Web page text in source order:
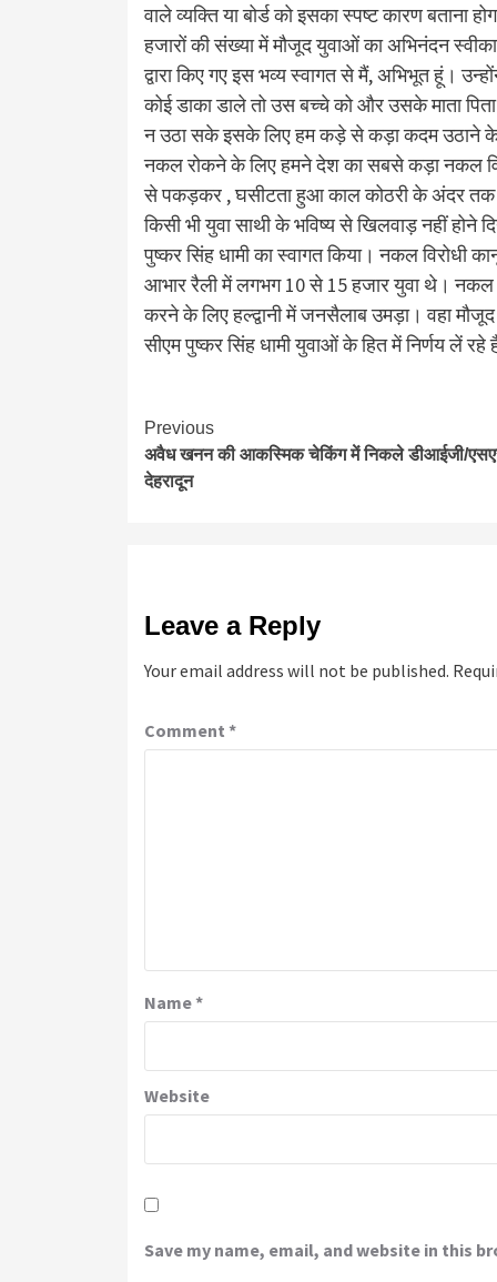
वाले व्यक्ति या बोर्ड को इसका स्पष्ट कारण बताना
हजारों की संख्या में मौजूद युवाओं का अभिनंदन
द्वारा किए गए इस भव्य स्वागत से मैं, अभिभूत हूं।
कोई डाका डाले तो उस बच्चे को और उसके माता
न उठा सके इसके लिए हम कड़े से कड़ा कदम उठाने के
नकल रोकने के लिए हमने देश का सबसे कड़ा नकल
से पकड़कर , घसीटता हुआ काल कोठरी के अंदर तक
किसी भी युवा साथी के भविष्य से खिलवाड़ नहीं होने
पुष्कर सिंह धामी का स्वागत किया। नकल विरोधी
आभार रैली में लगभग 10 से 15 हजार युवा थे। नकल
करने के लिए हल्द्वानी में जनसैलाब उमड़ा। वहा
सीएम पुष्कर सिंह धामी युवाओं के हित में निर्णय लें
Continue
Reading
Previous
अवैध खनन की आकस्मिक चेकिंग में निकले डीआईजी/
देहरादून
Leave a Reply
Your email address will not be published.
Comment *
Name*
Website
Save my name, email, and website in this